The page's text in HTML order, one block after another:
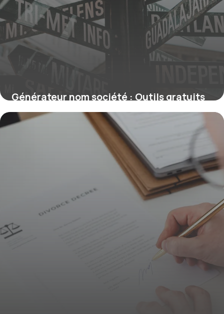
Générateur nom société : Outils gratuits
8 juin 2026